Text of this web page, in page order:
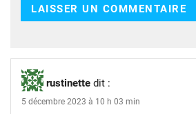
rustinette dit :
5 décembre 2023 à 10 h 03 min